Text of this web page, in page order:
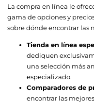
La compra en línea le
gama de opciones y
sobre dónde encontrar las
Tienda en línea
dediquen
una selección más
especializado.
Comparadores de
encontrar las